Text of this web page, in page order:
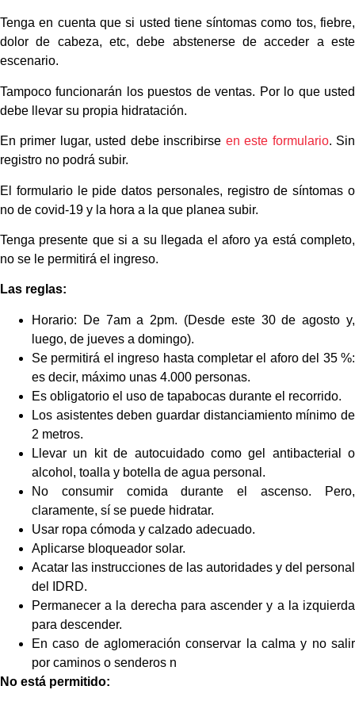
Tenga en cuenta que si usted tiene síntomas como tos, fiebre,
dolor de cabeza, etc, debe abstenerse de acceder a este
escenario.
Tampoco funcionarán los puestos de ventas. Por lo que usted
debe llevar su propia hidratación.
En primer lugar, usted debe inscribirse en este formulario. Sin
registro no podrá subir.
El formulario le pide datos personales, registro de síntomas o
no de covid-19 y la hora a la que planea subir.
Tenga presente que si a su llegada el aforo ya está completo,
no se le permitirá el ingreso.
Las reglas:
Horario: De 7am a 2pm. (Desde este 30 de agosto y,
luego, de jueves a domingo).
Se permitirá el ingreso hasta completar el aforo del 35 %:
es decir, máximo unas 4.000 personas.
Es obligatorio el uso de tapabocas durante el recorrido.
Los asistentes deben guardar distanciamiento mínimo de
2 metros.
Llevar un kit de autocuidado como gel antibacterial o
alcohol, toalla y botella de agua personal.
No consumir comida durante el ascenso. Pero,
claramente, sí se puede hidratar.
Usar ropa cómoda y calzado adecuado.
Aplicarse bloqueador solar.
Acatar las instrucciones de las autoridades y del personal
del IDRD.
Permanecer a la derecha para ascender y a la izquierda
para descender.
En caso de aglomeración conservar la calma y no salir
por caminos o senderos n
No está permitido: